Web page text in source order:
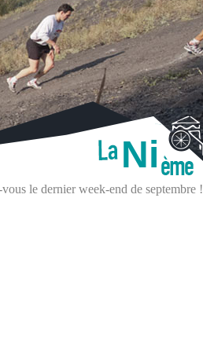
Ni
le dernier week-end de septembre !